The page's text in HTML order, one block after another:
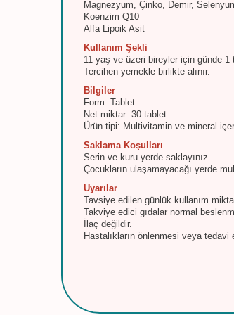
Magnezyum, Çinko, Demir,
Koenzim Q10
Alfa Lipoik Asit
Kullanım Şekli
11 yaş ve üzeri bireyler için günde 1
Tercihen yemekle birlikte alınır.
Bilgiler
Form: Tablet
Net miktar: 30 tablet
Ürün tipi: Multivitamin ve mineral
Saklama Koşulları
Serin ve kuru yerde saklayınız.
Çocukların ulaşamayacağı yerde
Uyarılar
Tavsiye edilen günlük kullanım
Takviye edici gıdalar normal
İlaç değildir.
Hastalıkların önlenmesi veya